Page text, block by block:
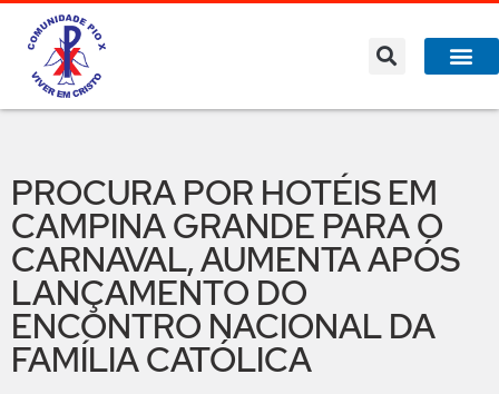
PROCURA POR HOTÉIS EM
CAMPINA GRANDE PARA O
CARNAVAL, AUMENTA APÓS
LANÇAMENTO DO
ENCONTRO NACIONAL DA
FAMÍLIA CATÓLICA